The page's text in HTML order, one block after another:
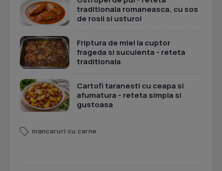
traditionala romaneasca, cu sos
de rosii si usturoi
Friptura de miel la cuptor
frageda si suculenta - reteta
traditionala
Cartofi taranesti cu ceapa si
afumatura - reteta simpla si
gustoasa
mancaruri cu carne